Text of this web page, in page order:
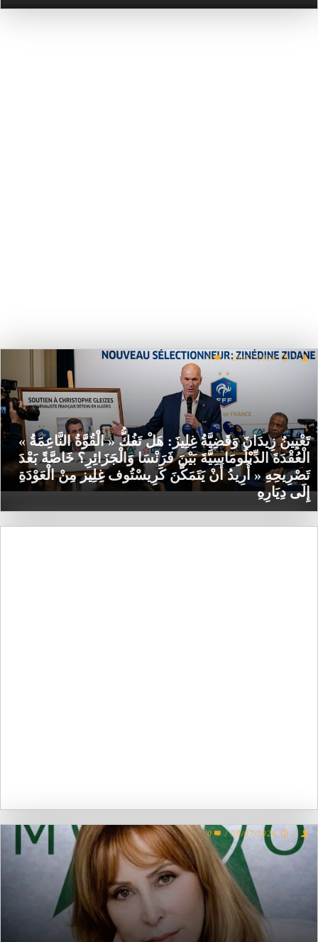
تَعْيِينُ زِيدَانَ وَقَضِيَّةُ غِلِيزَ: هَلْ تَفُكُّ « الْقُوَّةُ النَّاعِمَةُ »
الْعُقْدَةَ الدِّبْلُومَاسِيَّةَ بَيْنَ فَرَنْسَا وَالْجَزَائِرِ؟ خَاصَّةً بَعْدَ
تَصْرِيحِهِ « أُرِيدُ أَنْ يَتَمَكَّنَ كَرِيسْتُوف غِلِيز مِنْ الْعَوْدَةِ
إِلَى دِيَارِهِ
/
29/07/2026
/
0
/
29/07/2026
/
0